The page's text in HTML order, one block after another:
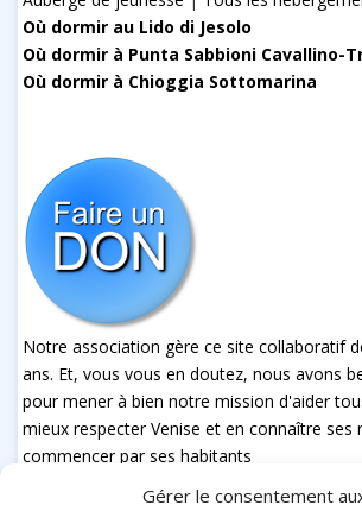
Gérer le consentement
Où dormir au Lido di Jesolo
Où dormir à Punta Sabbioni Cavallino-
Où dormir à Chioggia Sottomarina
Notre association gère ce site collaboratif
ans. Et, vous vous en doutez, nous avons
pour mener à bien notre mission d'aider
mieux respecter Venise et en connaître ses
commencer par ses habitants